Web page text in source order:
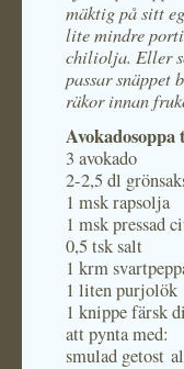
mäktig på sitt
lite mindre
chiliolja. Eller
passar snäppet
räkor innan
3 avokado
2-2,5 dl
1 msk rapsolja
1 msk pressad
0,5 tsk salt
1 krm
1 liten purjolök
1 knippe färsk
att pynta med:
smulad getost